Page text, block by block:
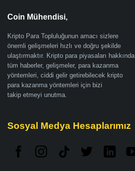
Coin Mühendisi,
Kripto Para Topluluğunun amacı sizlere
önemli gelişmeleri hızlı ve doğru şekilde
ulaştırmaktır. Kripto para piyasaları hakkında
tüm haberler, gelişmeler, para kazanma
yöntemleri, ciddi gelir getirebilecek kripto
para kazanma yöntemleri için bizi
takip etmeyi unutma.
Sosyal Medya Hesaplarımız